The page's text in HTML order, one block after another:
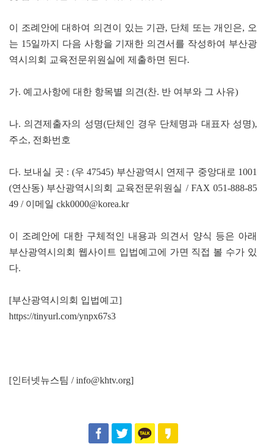
이 조례안에 대하여 의견이 있는 기관, 단체 또는 개인은, 오
는 15일까지 다음 사항을 기재한 의견서를 작성하여 부산광
역시의회 교육전문위원실에 제출하면 된다.
가. 예고사항에 대한 항목별 의견(찬. 반 여부와 그 사유)
나. 의견제출자의 성명(단체인 경우 단체명과 대표자 성명),
주소, 전화번호
다. 보내실 곳 : (우 47545) 부산광역시 연제구 중앙대로 1001
(연산동) 부산광역시의회 교육전문위원실 / FAX 051-888-85
49 / 이메일 ckk0000@korea.kr
이 조례안에 대한 구체적인 내용과 의견서 양식 등은 아래
부산광역시의회 웹사이트 입법예고에 가면 직접 볼 수가 있
다.
[부산광역시의회 입법예고]
https://tinyurl.com/ynpx67s3
[인터넷뉴스팀 / info@khtv.org]